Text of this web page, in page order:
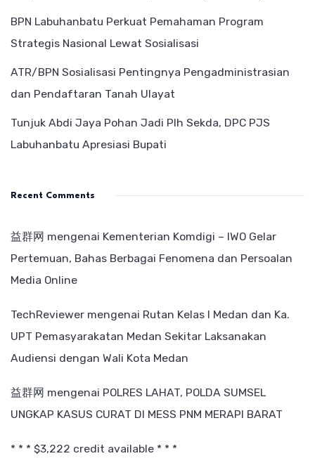
BPN Labuhanbatu Perkuat Pemahaman Program
Strategis Nasional Lewat Sosialisasi
ATR/BPN Sosialisasi Pentingnya Pengadministrasian
dan Pendaftaran Tanah Ulayat
Tunjuk Abdi Jaya Pohan Jadi Plh Sekda, DPC PJS
Labuhanbatu Apresiasi Bupati
Recent Comments
益群网 mengenai Kementerian Komdigi – IWO Gelar
Pertemuan, Bahas Berbagai Fenomena dan Persoalan
Media Online
TechReviewer mengenai Rutan Kelas I Medan dan Ka.
UPT Pemasyarakatan Medan Sekitar Laksanakan
Audiensi dengan Wali Kota Medan
益群网 mengenai POLRES LAHAT, POLDA SUMSEL
UNGKAP KASUS CURAT DI MESS PNM MERAPI BARAT
* * * $3,222 credit available * * *